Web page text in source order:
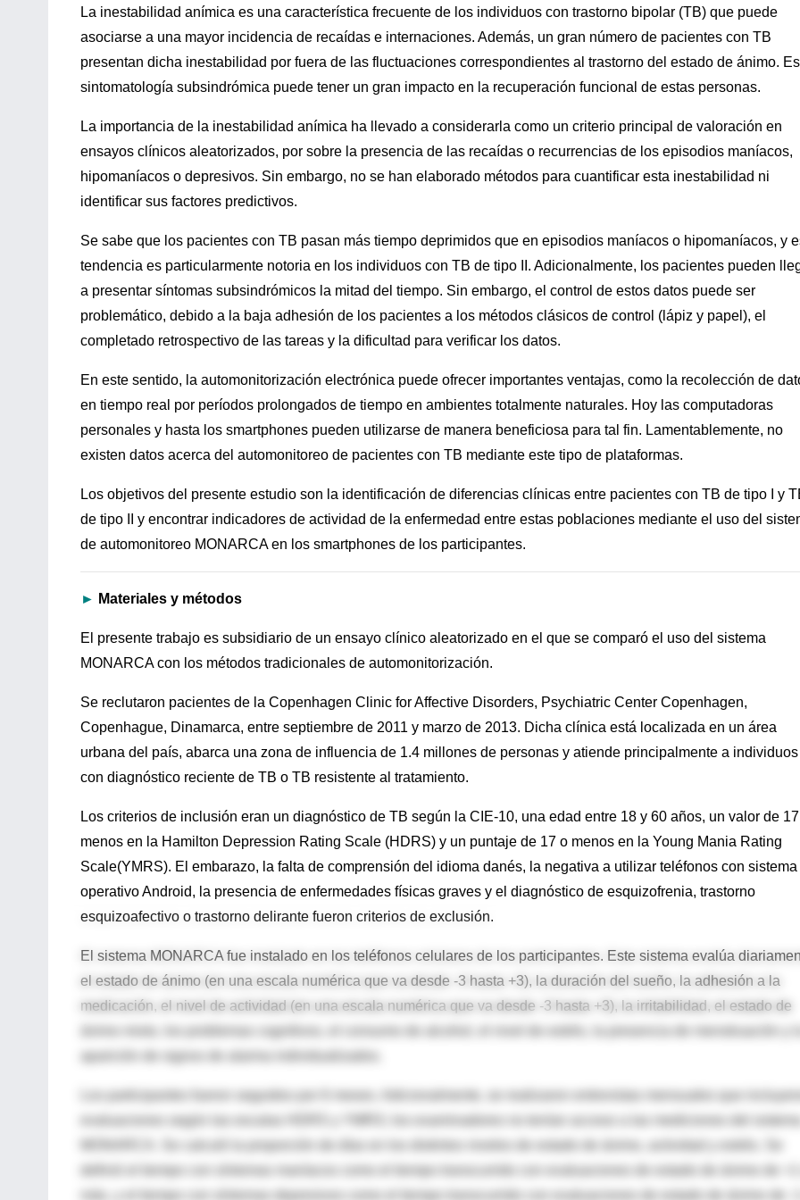
La inestabilidad anímica es una característica frecuente de los individuos con trastorno bipolar (TB) que puede
asociarse a una mayor incidencia de recaídas e internaciones. Además, un gran número de pacientes con TB
presentan dicha inestabilidad por fuera de las fluctuaciones correspondientes al trastorno del estado de ánimo.
sintomatología subsindrómica puede tener un gran impacto en la recuperación funcional de estas personas.
La importancia de la inestabilidad anímica ha llevado a considerarla como un criterio principal de valoración en
ensayos clínicos aleatorizados, por sobre la presencia de las recaídas o recurrencias de los episodios maníacos,
hipomaníacos o depresivos. Sin embargo, no se han elaborado métodos para cuantificar esta inestabilidad ni
identificar sus factores predictivos.
Se sabe que los pacientes con TB pasan más tiempo deprimidos que en episodios maníacos o hipomaníacos, y
tendencia es particularmente notoria en los individuos con TB de tipo II. Adicionalmente, los pacientes pueden
a presentar síntomas subsindrómicos la mitad del tiempo. Sin embargo, el control de estos datos puede ser
problemático, debido a la baja adhesión de los pacientes a los métodos clásicos de control (lápiz y papel), el
completado retrospectivo de las tareas y la dificultad para verificar los datos.
En este sentido, la automonitorización electrónica puede ofrecer importantes ventajas, como la recolección de
en tiempo real por períodos prolongados de tiempo en ambientes totalmente naturales. Hoy las computadoras
personales y hasta los smartphones pueden utilizarse de manera beneficiosa para tal fin. Lamentablemente, no
existen datos acerca del automonitoreo de pacientes con TB mediante este tipo de plataformas.
Los objetivos del presente estudio son la identificación de diferencias clínicas entre pacientes con TB de tipo I y
de tipo II y encontrar indicadores de actividad de la enfermedad entre estas poblaciones mediante el uso del
de automonitoreo MONARCA en los smartphones de los participantes.
► Materiales y métodos
El presente trabajo es subsidiario de un ensayo clínico aleatorizado en el que se comparó el uso del sistema
MONARCA con los métodos tradicionales de automonitorización.
Se reclutaron pacientes de la Copenhagen Clinic for Affective Disorders, Psychiatric Center Copenhagen,
Copenhague, Dinamarca, entre septiembre de 2011 y marzo de 2013. Dicha clínica está localizada en un área
urbana del país, abarca una zona de influencia de 1.4 millones de personas y atiende principalmente a individuos
con diagnóstico reciente de TB o TB resistente al tratamiento.
Los criterios de inclusión eran un diagnóstico de TB según la CIE-10, una edad entre 18 y 60 años, un valor de
menos en la Hamilton Depression Rating Scale (HDRS) y un puntaje de 17 o menos en la Young Mania Rating
Scale(YMRS). El embarazo, la falta de comprensión del idioma danés, la negativa a utilizar teléfonos con sistema
operativo Android, la presencia de enfermedades físicas graves y el diagnóstico de esquizofrenia, trastorno
esquizoafectivo o trastorno delirante fueron criterios de exclusión.
El sistema MONARCA fue instalado en los teléfonos celulares de los participantes. Este sistema evalúa
el estado de ánimo (en una escala numérica que va desde -3 hasta +3), la duración del sueño, la adhesión a la
medicación, el nivel de actividad (en una escala numérica que va desde -3 hasta +3), la irritabilidad, el estado de
ánimo mixto, los problemas cognitivos, el consumo de alcohol, el nivel de estrés, la presencia de menstruación y la
aparición de signos de alarma individualizados.
Los participantes fueron seguidos por 6 meses. Adicionalmente, se realizaron entrevistas mensuales que
evaluaciones según las escalas HDRS y YMRS; los examinadores no tenían acceso a las mediciones del sistema
definió el tiempo con síntomas maníacos como el tiempo transcurrido con evaluaciones de estado de ánimo de +1
más, y el tiempo con síntomas depresivos como el tiempo transcurrido con evaluaciones de estado de ánimo de -1